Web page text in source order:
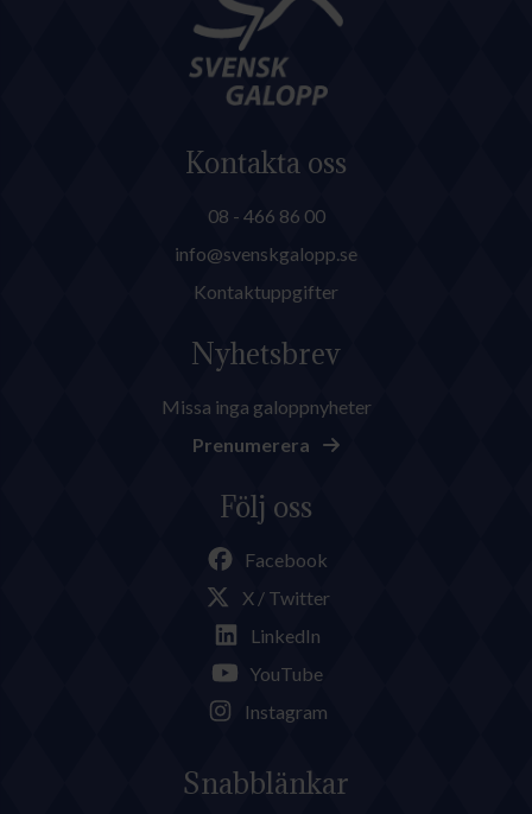
Kontakta oss
08 - 466 86 00
info@svenskgalopp.se
Kontaktuppgifter
Nyhetsbrev
Missa inga galoppnyheter
Prenumerera
Följ oss
Facebook
X / Twitter
LinkedIn
YouTube
Instagram
Snabblänkar